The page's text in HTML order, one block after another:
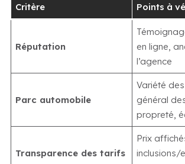
Critère Points à
Réputation
en ligne,
l’agence
Parc automobile
Variété
général
propreté,
Transparence des tarifs
Prix
inclusions/